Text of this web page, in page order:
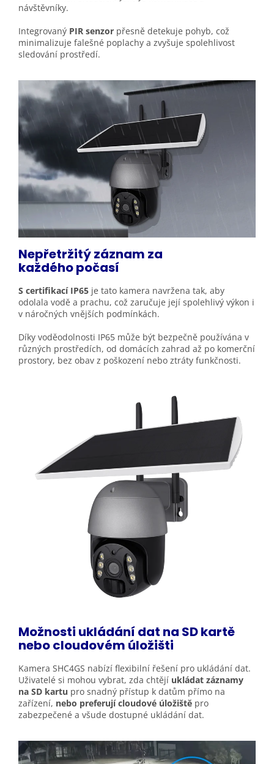
návštěvníky.
Integrovaný PIR senzor přesně detekuje pohyb, což
minimalizuje falešné poplachy a zvyšuje spolehlivost
sledování prostředí.
Nepřetržitý záznam za
každéhopočasí
S certifikací IP65 je tato kamera navržena tak, aby
odolala vodě a prachu, což zaručuje její spolehlivý výkon i
v náročných vnějších podmínkách.
Díky voděodolnosti IP65 může být bezpečně používána v
různých prostředích, od domácích zahrad až po komerční
prostory, bez obav z poškození nebo ztráty funkčnosti.
Možnosti ukládání dat na SD kartě
nebo cloudovém úložišti
Kamera SHC4GS nabízí flexibilní řešení pro ukládání dat.
Uživatelé si mohou vybrat, zda chtějí ukládat záznamy
na SD kartu pro snadný přístup k datům přímo na
zařízení, nebo preferují cloudové úložiště pro
zabezpečené a všude dostupné ukládání dat.